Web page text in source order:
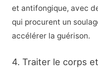
et antifongique, avec
qui procurent un
accélérer la guérison.
4. Traiter le corps et